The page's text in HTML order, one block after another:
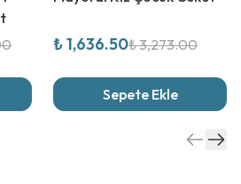
₺ 1,636.50₺ 3,273.00
Sepete Ekle